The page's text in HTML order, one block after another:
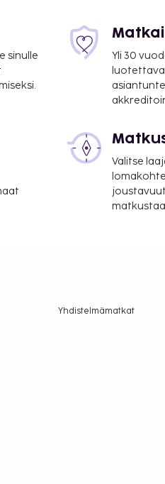
sinulle
Yli 30
Valitse
Yhdistelmämatkat